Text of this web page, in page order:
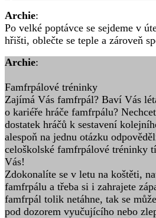
Archie:
Po velké poptávce se sejdeme v
hřišti, oblečte se teple a zároveň
Archie:
Famfrpálové tréninky
Zajímá Vás famfrpál? Baví Vás
o kariéře hráče famfrpálu?
dostatek hráčů k sestavení
alespoň na jednu otázku
celoškolské famfrpálové tréninky
Vás!
Zdokonalíte se v letu na koštěti,
famfrpálu a třeba si i zahrajete
famfrpál tolik netáhne, tak se
pod dozorem vyučujícího nebo